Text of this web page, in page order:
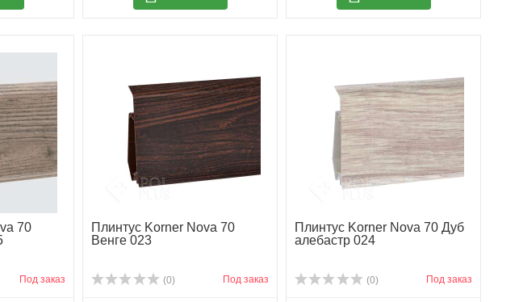
70
Под заказ
Плинтус Korner Nova 70
Венге 023
(0) Под заказ
Плинтус Korner Nova 70 Дуб
алебастр 024
(0) Под заказ